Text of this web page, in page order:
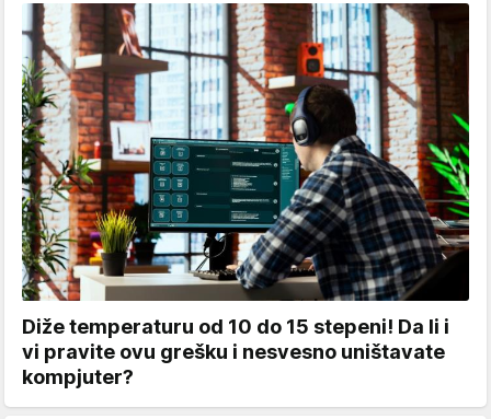
Diže temperaturu od 10 do 15 stepeni! Da li i
vi pravite ovu grešku i nesvesno uništavate
kompjuter?